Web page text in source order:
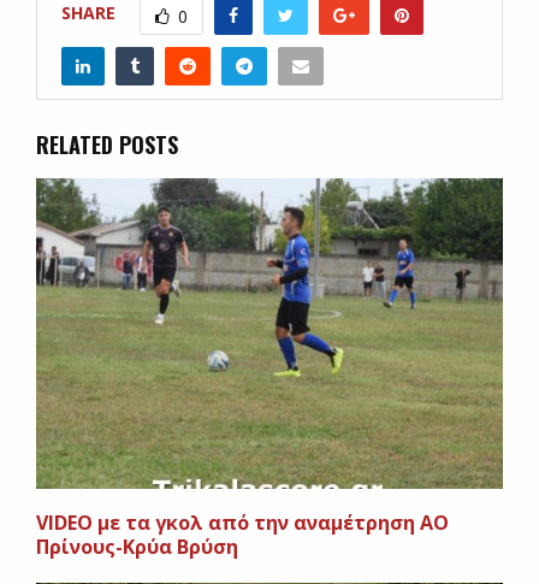
SHARE 0
RELATED POSTS
VIDEO με τα γκολ από την αναμέτρηση ΑΟ
Πρίνους-Κρύα Βρύση